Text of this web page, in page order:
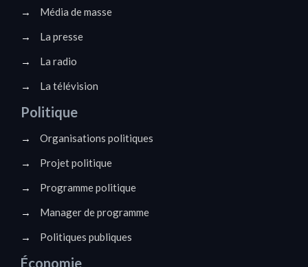
→
Média de masse
→
La presse
→
La radio
→
La télévision
Politique
→
Organisations politiques
→
Projet politique
→
Programme politique
→
Manager de programme
→
Politiques publiques
Économie